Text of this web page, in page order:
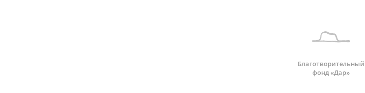
Благотворительный
фонд «Дар»